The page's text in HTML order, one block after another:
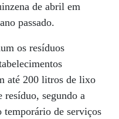
de abril em
passado.
os resíduos
até 200 litros de lixo
resíduo, segundo a
temporário de serviços